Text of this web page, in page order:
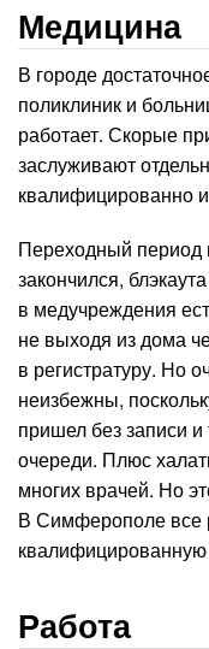
Медицина
В городе
поликлиник и
работает. Скорые
заслуживают
квалифицированно
Переходный
закончился,
в медучреждения
не выходя из дома
в регистратуру. Но
неизбежны,
пришел без записи и
очереди. Плюс
многих врачей. Но
В Симферополе все
Работа